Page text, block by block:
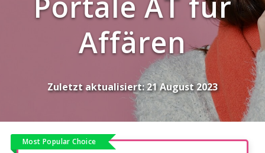
Affären
Zuletzt aktualisiert:21 August 2023
Most Popular Choice